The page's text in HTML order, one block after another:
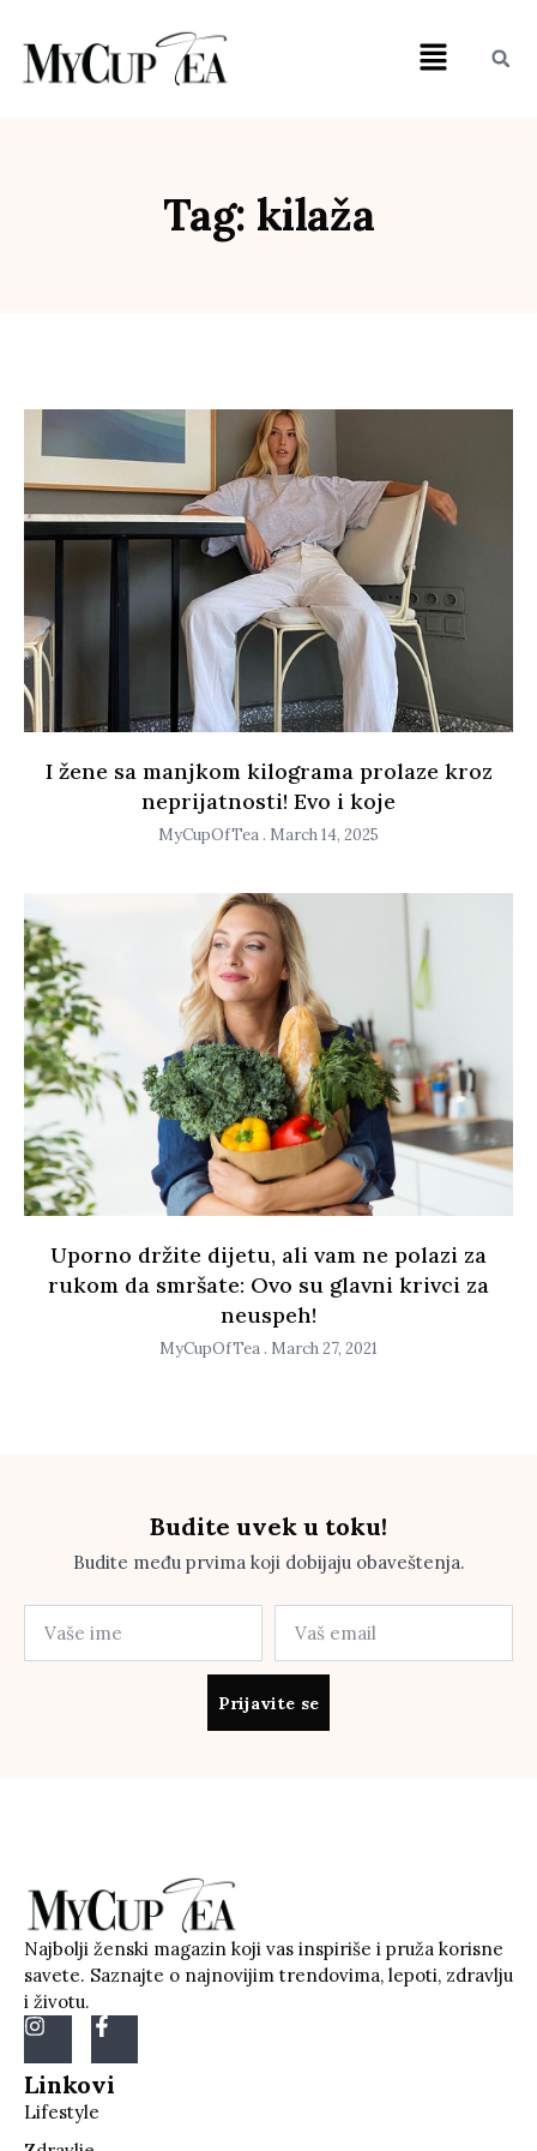
Tag: kilaža
I žene sa manjkom kilograma prolaze kroz
neprijatnosti! Evo i koje
MyCupOfTea March 14, 2025
Uporno držite dijetu, ali vam ne polazi za
rukom da smršate: Ovo su glavni krivci za
neuspeh!
MyCupOfTea March 27, 2021
Budite uvek u toku!
Budite među prvima koji dobijaju obaveštenja.
Prijavite se
Najbolji ženski magazin koji vas inspiriše i pruža korisne
savete. Saznajte o najnovijim trendovima, lepoti, zdravlju
i životu.
Linkovi
Lifestyle